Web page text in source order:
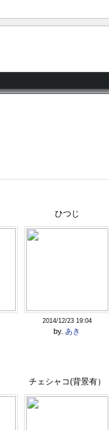
ひつじ
2014/12/23 19:04
by. あき
チェシャコ(背景有）